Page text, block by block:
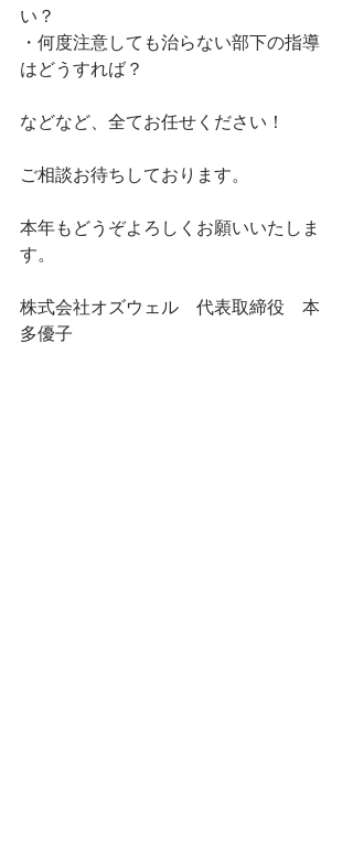
い？
・何度注意しても治らない部下の指導
はどうすれば？
などなど、全てお任せください！
ご相談お待ちしております。
本年もどうぞよろしくお願いいたしま
す。
株式会社オズウェル　代表取締役　本
多優子